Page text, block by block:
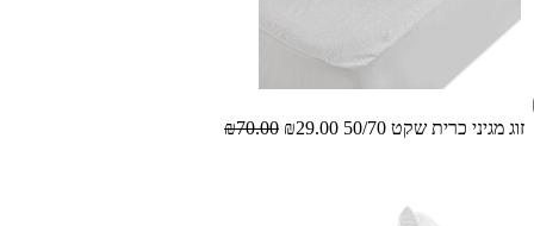
זוג מגיני כרית שקט 50/70 ₪29.00
₪70.00